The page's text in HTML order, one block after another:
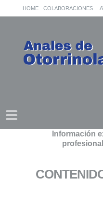
HOME COLABORACIONES
Información